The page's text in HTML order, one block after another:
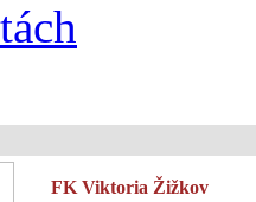
FK Viktoria Žižkov